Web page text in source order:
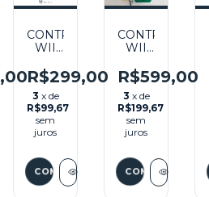
CONTROLE
WII
BLUE
+
MOTION
PLUS
INSIDE
SEMINOVO
R$299,00
3 x de
R$99,67
sem
juros
CONTROLE
WII
BOWSER
EDITION
+
MOTION
PLUS
INSIDE
- WII
R$599,00
3 x de
R$199,67
sem
juros